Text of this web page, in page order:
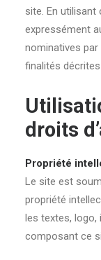
site. En
expressément
nominatives
finalités
droits
Propriété
Le site est
propriété
les textes, logo,
composant ce